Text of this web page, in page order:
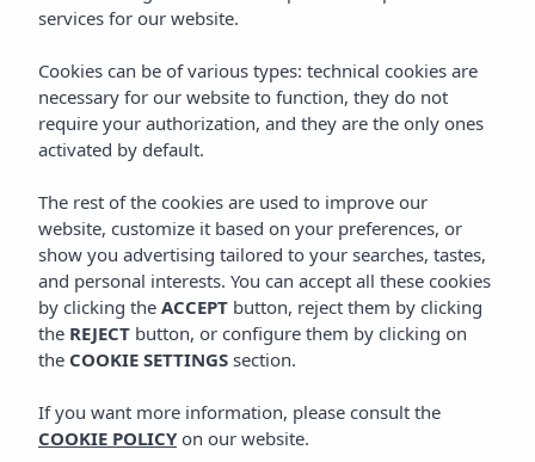
Home Ibiza Bahía De San Antonio
GASTRONOMIE
Gastronomie
Gastronomie
Vibra Riviera Hotel
services for our website.
Cookies can be of various types: technical cookies are
necessary for our website to function, they do not
require your authorization, and they are the only ones
activated by default.
The rest of the cookies are used to improve our
website, customize it based on your preferences, or
show you advertising tailored to your searches, tastes,
and personal interests. You can accept all these cookies
by clicking the ACCEPT button, reject them by clicking
the REJECT button, or configure them by clicking on
the COOKIE SETTINGS section.
If you want more information, please consult the
COOKIE POLICY on our website.